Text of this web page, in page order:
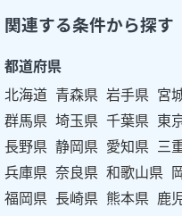
関連する条件から探す
都道府県
北海道 青森県 岩手県 宮
群馬県 埼玉県 千葉県 東
長野県 静岡県 愛知県 三
兵庫県 奈良県 和歌山県
福岡県 長崎県 熊本県 鹿